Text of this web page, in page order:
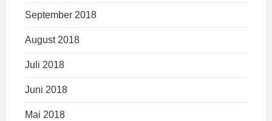
September 2018
August 2018
Juli 2018
Juni 2018
Mai 2018